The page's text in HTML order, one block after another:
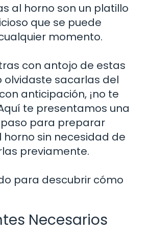
al horno son un platillo
que se puede
momento.
con antojo de estas
olvidaste sacarlas del
anticipación, ¡no te
te presentamos una
para preparar
sin necesidad de
previamente.
para descubrir cómo
Necesarios